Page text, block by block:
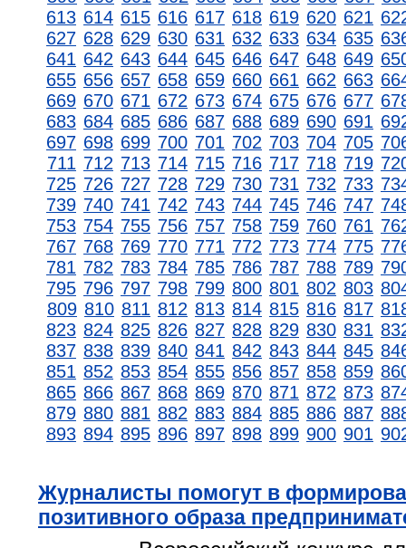
613 614 615 616 617 618 619 620 621
627 628 629 630 631 632 633 634 635
641 642 643 644 645 646 647 648 649
655 656 657 658 659 660 661 662 663
669 670 671 672 673 674 675 676 677
683 684 685 686 687 688 689 690 691
697 698 699 700 701 702 703 704 705
711 712 713 714 715 716 717 718 719
725 726 727 728 729 730 731 732 733
739 740 741 742 743 744 745 746 747
753 754 755 756 757 758 759 760 761
767 768 769 770 771 772 773 774 775
781 782 783 784 785 786 787 788 789
795 796 797 798 799 800 801 802 803
809 810 811 812 813 814 815 816 817
823 824 825 826 827 828 829 830 831
837 838 839 840 841 842 843 844 845
851 852 853 854 855 856 857 858 859
865 866 867 868 869 870 871 872 873
879 880 881 882 883 884 885 886 887
893 894 895 896 897 898 899 900 901
Журналисты помогут в
позитивного образа